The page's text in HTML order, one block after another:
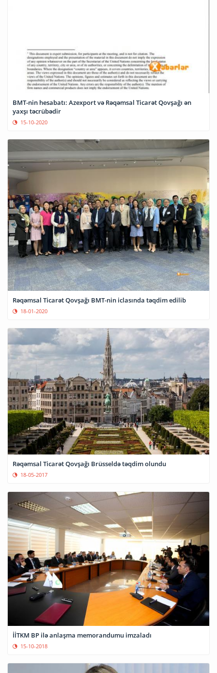
BMT-nin hesabatı: Azexport və Rəqəmsal Ticarət Qovşağı ən
yaxşı təcrübədir
15-10-2020
Rəqəmsal Ticarət Qovşağı BMT-nin iclasında təqdim edilib
18-01-2020
Rəqəmsal Ticarət Qovşağı Brüsseldə təqdim olundu
18-05-2017
İİTKM BP ilə anlaşma memorandumu imzaladı
15-10-2018